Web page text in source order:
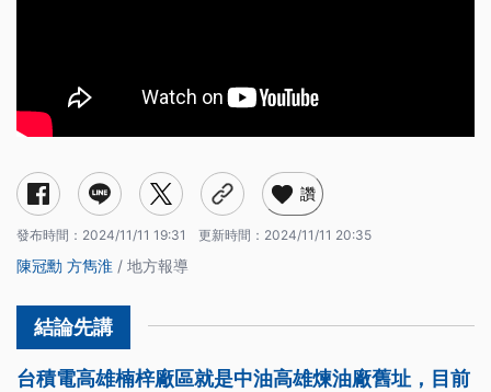
讚
發布時間： 2024/11/11 19:31 更新時間： 2024/11/11 20:35
陳冠勳 方雋淮 / 地方報導
台積電高雄楠梓廠區就是中油高雄煉油廠舊址，目前